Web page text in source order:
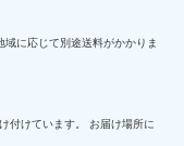
域に応じて別途送料がかかりま
付けています。 お届け場所に